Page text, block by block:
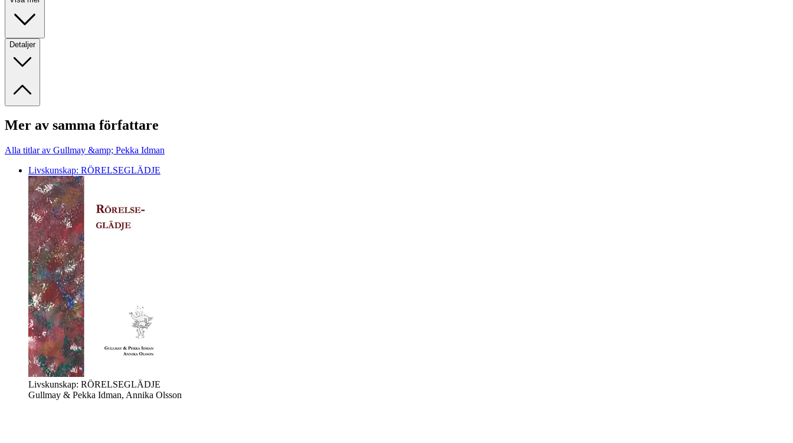
Detaljer
Mer av samma författare
Alla titlar av Gullmay &amp; Pekka Idman
Livskunskap: RÖRELSEGLÄDJE
Livskunskap: RÖRELSEGLÄDJE
Gullmay & Pekka Idman, Annika Olsson